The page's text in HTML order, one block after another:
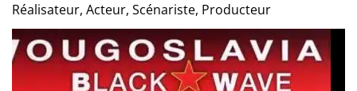
Réalisateur, Acteur, Scénariste, Producteur